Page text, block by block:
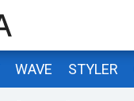
WAVE STYLER